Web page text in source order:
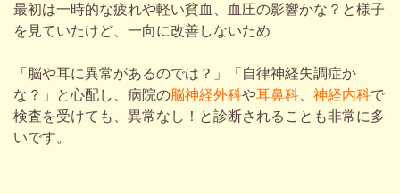
最初は一時的な疲れや軽い貧血、血圧の影響かな？ と様子
を見ていたけど、一向に改善しないため
「脳や耳に異常があるのでは？」「自律神経失調症か
な？」と心配し、病院の脳神経外科や耳鼻科 神経内科で
検査を受けても、 異常なし！と診断されることも非常に多
いです。